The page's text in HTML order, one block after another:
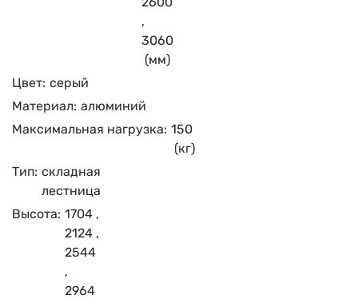
,
3060
(мм)
Цвет: серый
Материал: алюминий
Максимальная нагрузка: 150
(кг)
Тип: складная
лестница
Высота: 1704 ,
2124 ,
2544
,
2964